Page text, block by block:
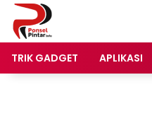
Langsung
konten
TRIK GADGET
APLIKASI